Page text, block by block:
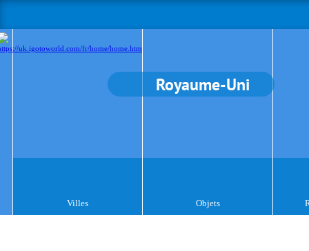
Royaume-Uni
Villes Objets